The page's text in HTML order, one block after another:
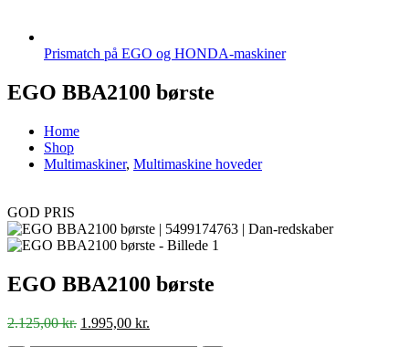
Prismatch på EGO og HONDA-maskiner
EGO BBA2100 børste
Home
Shop
Multimaskiner, Multimaskine hoveder
GOD PRIS
EGO BBA2100 børste
2.125,00kr. Den
1.995,00 kr.